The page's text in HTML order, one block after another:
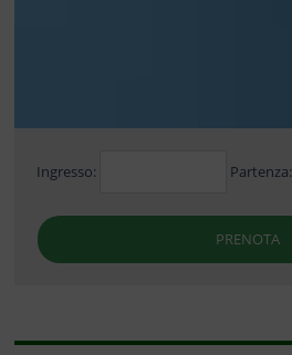
Ingresso: Partenza:
PRENOTA